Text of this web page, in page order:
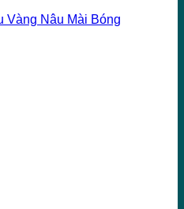
Vàng Nâu Mài Bóng